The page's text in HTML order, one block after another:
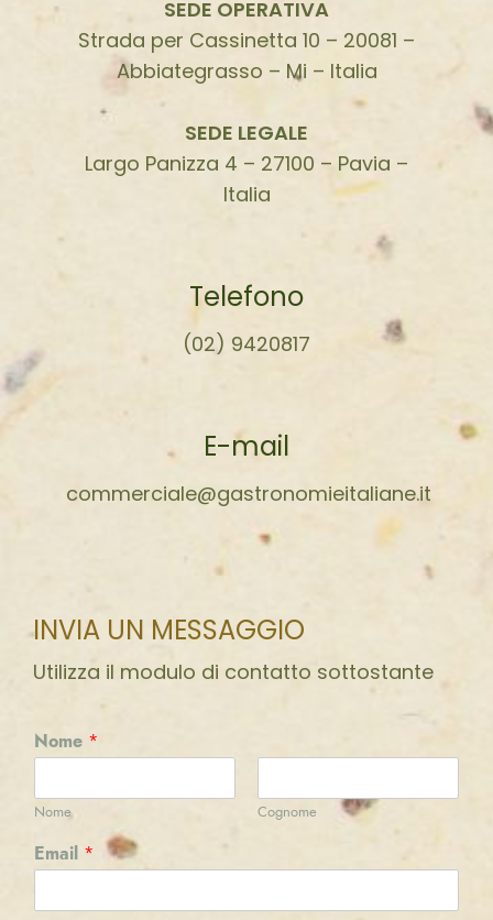
SEDE OPERATIVA
Strada per Cassinetta 10 – 20081 –
Abbiategrasso – Mi – Italia
SEDE LEGALE
Largo Panizza 4 – 27100 – Pavia –
Italia
Telefono
(02) 9420817
E-mail
commerciale@gastronomieitaliane.it
INVIA UN MESSAGGIO
Utilizza il modulo di contatto sottostante
Nome *
Nome Cognome
Email *